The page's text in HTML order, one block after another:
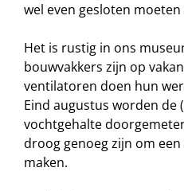
wel even gesloten moeten
Het is rustig in ons
bouwvakkers zijn op
ventilatoren doen hun
Eind augustus worden
vochtgehalte
droog genoeg zijn om
maken.